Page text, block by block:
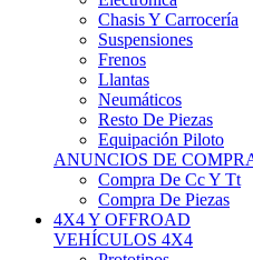
Suspensiones
Frenos
Llantas
Neumáticos
Resto De Piezas
Equipación Piloto
ANUNCIOS DE COMPRA
Compra De Cc Y Tt
Compra De Piezas
4X4 Y OFFROAD
VEHÍCULOS 4X4
Prototipos
Venta De Side By Side